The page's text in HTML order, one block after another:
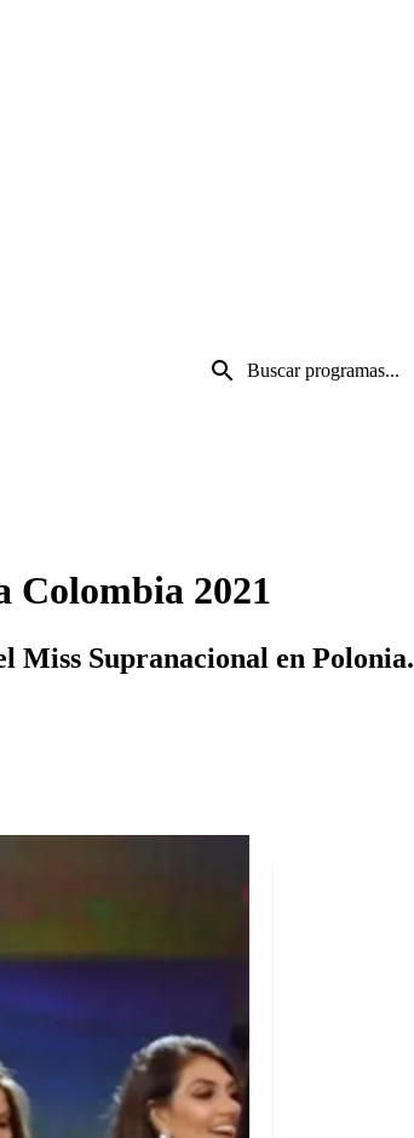
Colombia 2021
Miss Supranacional en Polonia.
Facebook